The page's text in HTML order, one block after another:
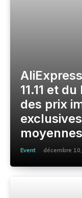
11.11 et
des prix
Event décembre